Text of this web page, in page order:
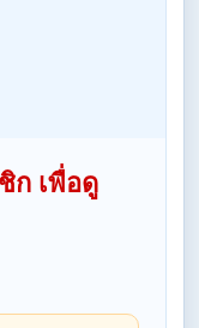
ก เพื่อดู